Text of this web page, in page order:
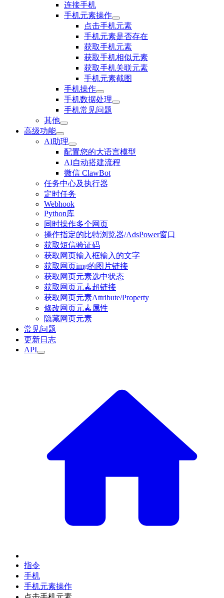
连接手机
手机元素操作
点击手机元素
手机元素是否存在
获取手机元素
获取手机相似元素
获取手机关联元素
手机元素截图
手机操作
手机数据处理
手机常见问题
其他
高级功能
AI助理
配置您的大语言模型
AI自动搭建流程
微信 ClawBot
任务中心及执行器
定时任务
Webhook
Python库
同时操作多个网页
操作指定的比特浏览器/AdsPower窗口
获取短信验证码
获取网页输入框输入的文字
获取网页img的图片链接
获取网页元素选中状态
获取网页元素超链接
获取网页元素Attribute/Property
修改网页元素属性
隐藏网页元素
常见问题
更新日志
API
指令
手机
手机元素操作